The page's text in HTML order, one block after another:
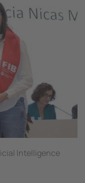
Intelligence